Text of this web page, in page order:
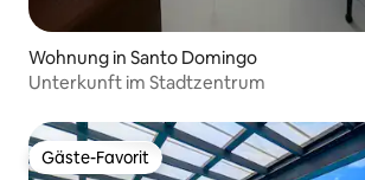
Wohnung in Santo Domingo
Unterkunft im Stadtzentrum
Gäste-Favorit
Gäste-Favorit